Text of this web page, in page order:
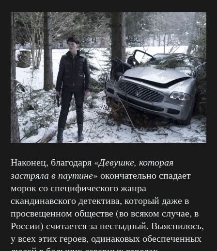
Наконец, благодаря «Девушке, которая
застряла в паутине» окончательно спадает
морок со специфического жанра
скандинавского детектива, который даже в
просвещенном обществе (во всяком случае, в
России) считается за нестыдный. Выяснилось,
у всех этих героев, одинаковых обеспеченных